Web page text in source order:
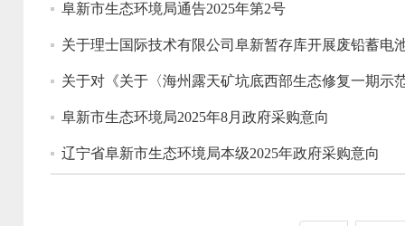
阜新市生态环境局通告2025年第2号
关于理士国际技术有限公司阜新暂存库开展废铅蓄电
关于对《关于〈海州露天矿坑底西部生态修复一期
阜新市生态环境局2025年8月政府采购意向
辽宁省阜新市生态环境局本级2025年政府采购意向